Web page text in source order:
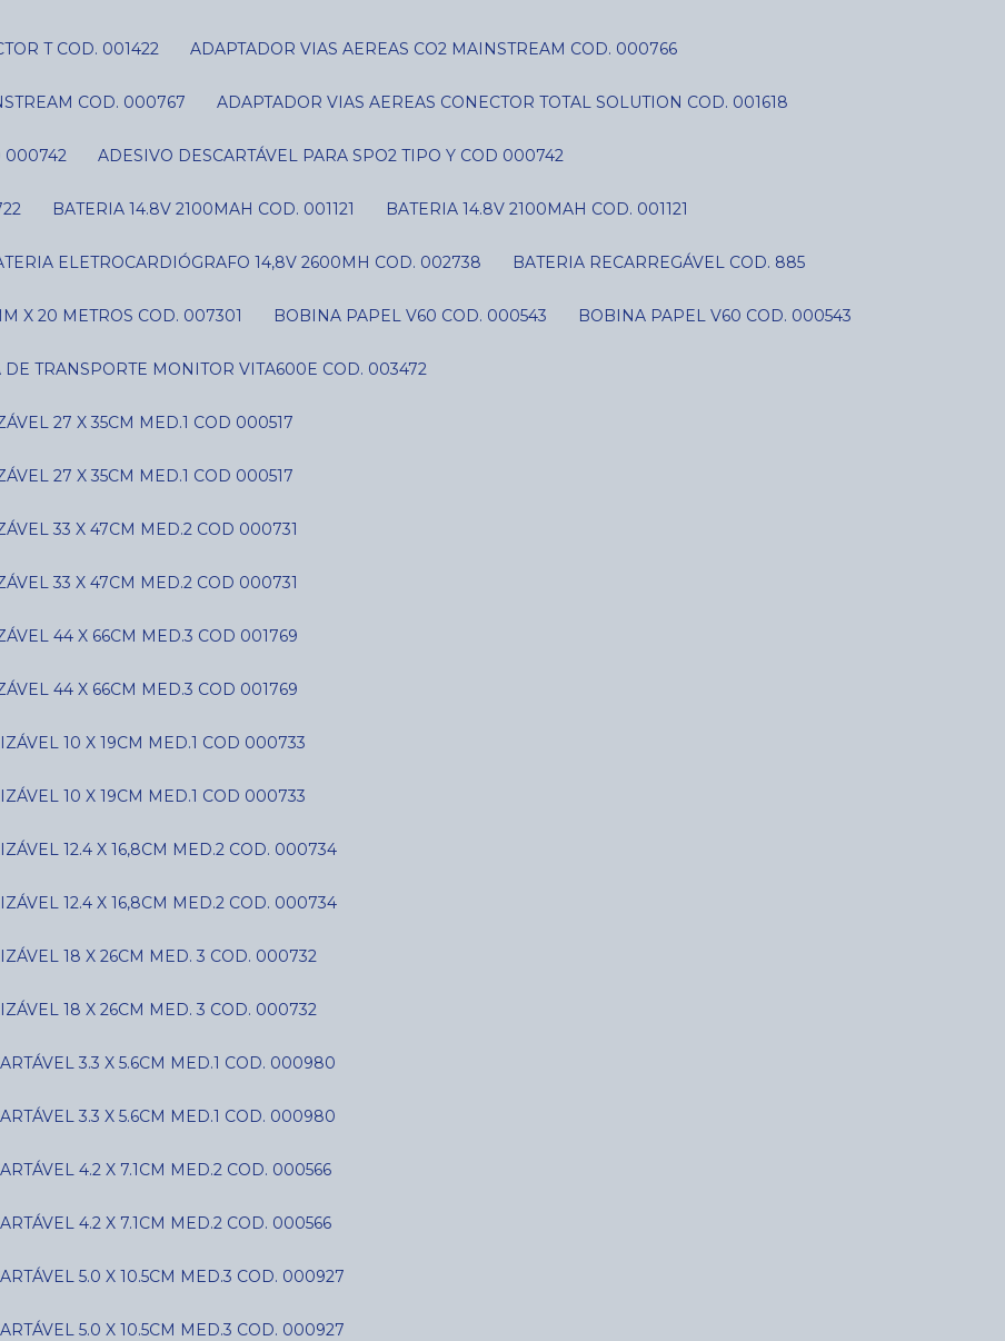
T COD. 001422 ADAPTADOR VIAS AEREAS CO2 MAINSTREAM COD. 000766
COD. 000767 ADAPTADOR VIAS AEREAS CONECTOR TOTAL SOLUTION COD. 001618
000742 ADESIVO DESCARTÁVEL PARA SPO2 TIPO Y COD 000742
BATERIA 14.8V 2100MAH COD. 001121 BATERIA 14.8V 2100MAH COD. 001121
ELETROCARDIÓGRAFO 14,8V 2600MH COD. 002738 BATERIA RECARREGÁVEL COD. 885
X 20 METROS COD. 007301 BOBINA PAPEL V60 COD. 000543 BOBINA PAPEL V60 COD. 000543
DE TRANSPORTE MONITOR VITA600E COD. 003472
27 X 35CM MED.1 COD 000517
27 X 35CM MED.1 COD 000517
33 X 47CM MED.2 COD 000731
33 X 47CM MED.2 COD 000731
44 X 66CM MED.3 COD 001769
44 X 66CM MED.3 COD 001769
10 X 19CM MED.1 COD 000733
10 X 19CM MED.1 COD 000733
12.4 X 16,8CM MED.2 COD. 000734
12.4 X 16,8CM MED.2 COD. 000734
18 X 26CM MED. 3 COD. 000732
18 X 26CM MED. 3 COD. 000732
3.3 X 5.6CM MED.1 COD. 000980
3.3 X 5.6CM MED.1 COD. 000980
4.2 X 7.1CM MED.2 COD. 000566
4.2 X 7.1CM MED.2 COD. 000566
5.0 X 10.5CM MED.3 COD. 000927
5.0 X 10.5CM MED.3 COD. 000927